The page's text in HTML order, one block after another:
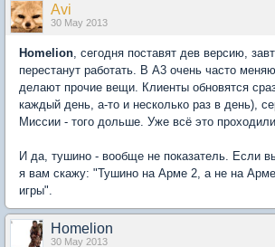
Avi
30 May 2013
Homelion , сегодня поставят дев версию,
перестанут работать. В А3 очень часто
делают прочие вещи. Клиенты обновятся
каждый день, а-то и несколько раз в день),
Миссии - того дольше. Уже всё это проходили.
И да, тушино - вообще не показатель. Если
я вам скажу: "Тушино на Арме 2, а не на
игры".
Homelion
30 May 2013